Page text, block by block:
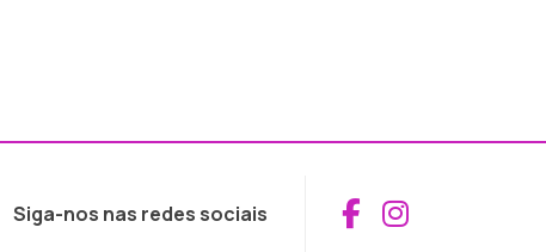
Siga-nos nas redes sociais Aceder ao
Aceder